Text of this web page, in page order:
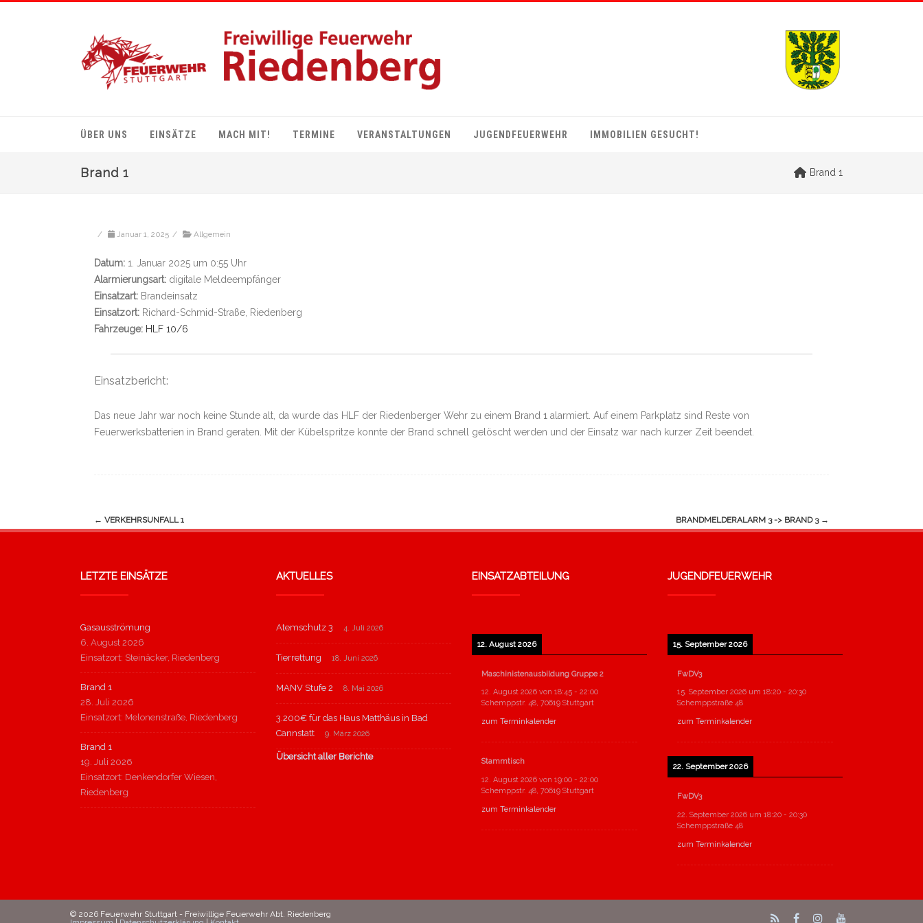
ÜBER UNS EINSÄTZE MACH MIT! TERMINE VERANSTALTUNGEN JUGENDFEUERWEHR IMMOBILIEN GESUCHT!
Brand 1 Brand 1
/ Januar 1, 2025 / Allgemein
Datum: 1. Januar 2025 um 0:55 Uhr
Alarmierungsart: digitale Meldeempfänger
Einsatzart: Brandeinsatz
Einsatzort: Richard-Schmid-Straße, Riedenberg
Fahrzeuge: HLF 10/6
Einsatzbericht:
Das neue Jahr war noch keine Stunde alt, da wurde das HLF der Riedenberger Wehr zu einem Brand 1 alarmiert. Auf einem Parkplatz sind Reste von
Feuerwerksbatterien in Brand geraten. Mit der Kübelspritze konnte der Brand schnell gelöscht werden und der Einsatz war nach kurzer Zeit beendet.
Navigation
← VERKEHRSUNFALL 1 BRANDMELDERALARM 3 -> BRAND 3 →
LETZTE EINSÄTZE
Gasausströmung
6. August 2026
Einsatzort: Steinäcker, Riedenberg
Brand 1
28. Juli 2026
Einsatzort: Melonenstraße, Riedenberg
Brand 1
19. Juli 2026
Einsatzort: Denkendorfer Wiesen,
Riedenberg
AKTUELLES
Atemschutz 3 4. Juli 2026
Tierrettung 18. Juni 2026
MANV Stufe 2 8. Mai 2026
3.200€ für das Haus Matthäus in Bad
Cannstatt
9. März 2026
Übersicht aller Berichte
EINSATZABTEILUNG
12. August 2026
Maschinistenausbildung Gruppe 2
12. August 2026 von 18:45 - 22:00
Schemppstr. 48, 70619 Stuttgart
zum Terminkalender
Stammtisch
12. August 2026 von 19:00 - 22:00
Schemppstr. 48, 70619 Stuttgart
zum Terminkalender
JUGENDFEUERWEHR
15. September 2026
FwDV3
15. September 2026 um 18:20 - 20:30
Schemppstraße 48
zum Terminkalender
22. September 2026
FwDV3
22. September 2026 um 18:20 - 20:30
Schemppstraße 48
zum Terminkalender
© 2026 Feuerwehr Stuttgart - Freiwillige Feuerwehr Abt. Riedenberg